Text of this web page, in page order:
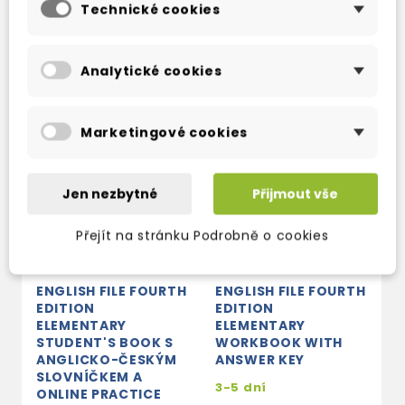
ENGLISH FILE FOURTH
EDITION
ELEMENTARY
STUDENT'S BOOK S
ANGLICKO-ČESKÝM
SLOVNÍČKEM A
ONLINE PRACTICE
ENGLISH FILE FOURTH
EDITION
ELEMENTARY
WORKBOOK WITH
ANSWER KEY
3-5 dní
Technické cookies
Analytické cookies
Marketingové cookies
Jen nezbytné Přijmout vše
Přejít na stránku Podrobně o cookies